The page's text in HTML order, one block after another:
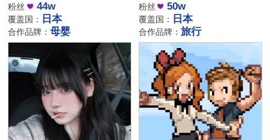
粉丝 44w
覆盖国： 日本
合作品牌：母婴
粉丝 50w
覆盖国： 日本
合作品牌：旅行